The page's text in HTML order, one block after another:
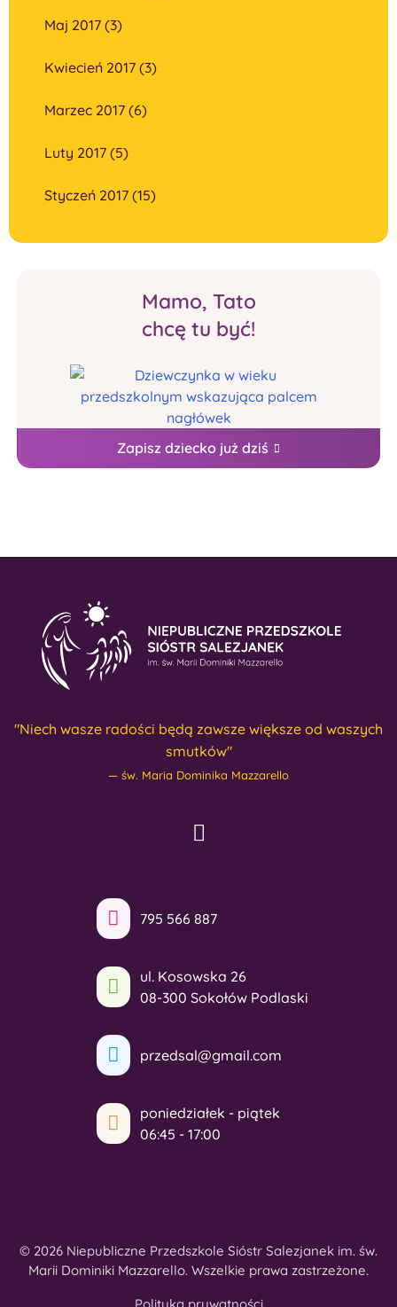
Maj 2017 (3)
Kwiecień 2017 (3)
Marzec 2017 (6)
Luty 2017 (5)
Styczeń 2017 (15)
Mamo, Tato
chcę tu być!
Zapisz dziecko już dziś
"Niech wasze radości będą zawsze większe od waszych
smutków"
św. Maria Dominika Mazzarello
795 566 887
ul. Kosowska 26
08-300 Sokołów Podlaski
przedsal@gmail.com
poniedziałek - piątek
06:45 - 17:00
© 2026 Niepubliczne Przedszkole Sióstr Salezjanek im. św.
Marii Dominiki Mazzarello. Wszelkie prawa zastrzeżone.